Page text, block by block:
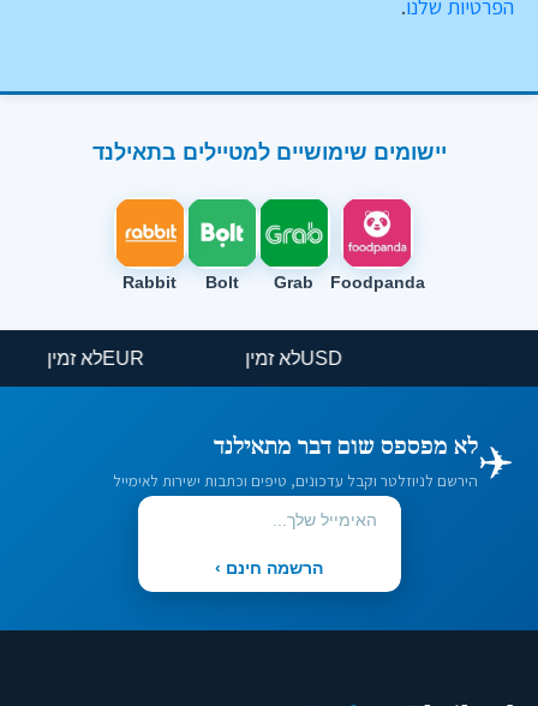
הפרטיות שלנו.
יישומים שימושיים למטיילים בתאילנד
Foodpanda
Grab
Bolt
Rabbit
USDלא זמין EURלא זמין
✈️לא מפספס שום דבר מתאילנד
הירשם לניוזלטר וקבל עדכונים, טיפים וכתבות ישירות לאימייל
הרשמה חינם ›